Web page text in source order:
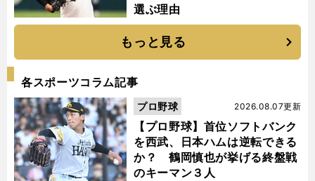
選ぶ理由
もっと見る
各スポーツコラム記事
【プロ野球】首位ソフトバンク
を西武、日本ハムは逆転できる
か？ 鶴岡慎也が挙げる終盤戦
のキーマン３人
2026.08.07更新
プロ野球